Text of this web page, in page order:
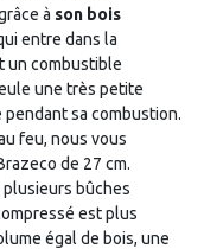
à son bois
entre dans la
un combustible
une très petite
sa combustion.
feu, nous vous
de 27 cm.
bûches
est plus
égal de bois, une